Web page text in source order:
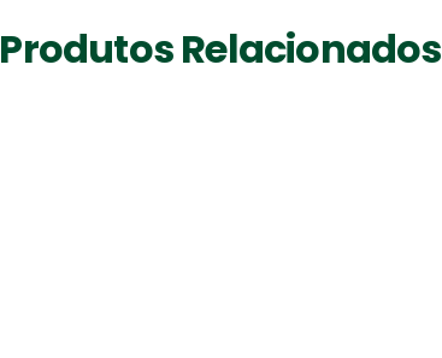
Produtos Relacionados